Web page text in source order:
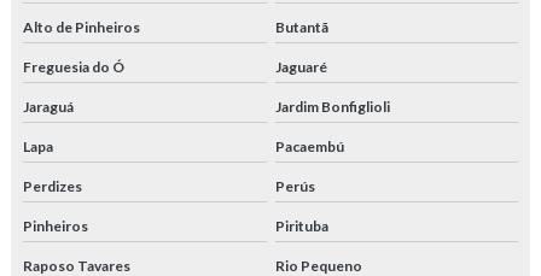
Tubo trefilado
Tubo trefilado 1020
Tubo trefilado 1045
Tubo trefilado com costura
Alto de Pinheiros Butantã
Freguesia do Ó Jaguaré
Jaraguá Jardim Bonfiglioli
Lapa Pacaembú
Perdizes Perús
Pinheiros Pirituba
Raposo Tavares Rio Pequeno